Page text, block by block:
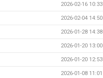
2026-02-16 10:33
2026-02-04 14:50
2026-01-28 14:38
2026-01-20 13:00
2026-01-20 12:53
2026-01-08 11:01